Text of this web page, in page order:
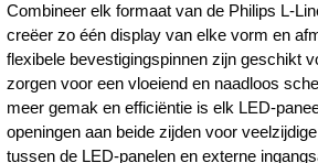
Combineer elk formaat van de Philips L-
creëer zo één display van elke vorm en
flexibele bevestigingspinnen zijn geschikt
zorgen voor een vloeiend en naadloos
meer gemak en efficiëntie is elk LED-
openingen aan beide zijden voor
tussen de LED-panelen en externe